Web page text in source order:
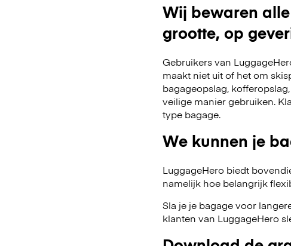
Wij bewaren
grootte, op
Gebruikers van
maakt niet uit of het om
bagageopslag,
veilige manier gebruiken.
type bagage.
We kunnen je
LuggageHero biedt
namelijk hoe belangrijk
Sla je je bagage voor
klanten van LuggageHero